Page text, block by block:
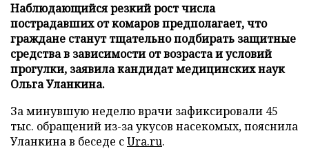
Наблюдающийся резкий рост числа
пострадавших от комаров предполагает, что
граждане станут тщательно подбирать защитные
средства в зависимости от возраста и условий
прогулки, заявила кандидат медицинских наук
Ольга Уланкина.
За минувшую неделю врачи зафиксировали 45
тыс. обращений из-за укусов насекомых, пояснила
Уланкина в беседе сUra.ru.